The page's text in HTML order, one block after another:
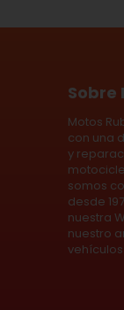
Sobre
Motos
con una
y
somos
desde
nuestra
nuestro